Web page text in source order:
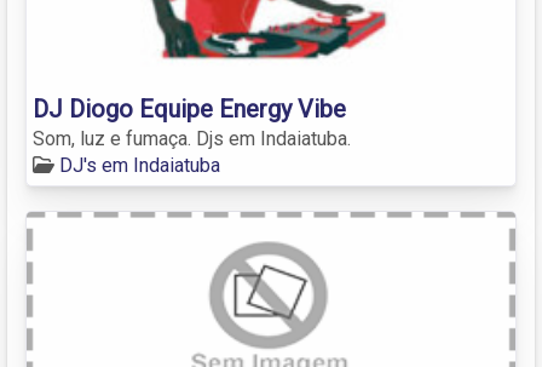
DJ Diogo Equipe Energy Vibe
Som, luz e fumaça. Djs em Indaiatuba.
DJ's em Indaiatuba